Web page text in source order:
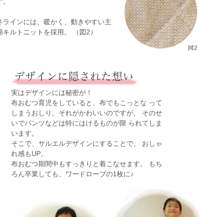
ラインには、暖かく、動きやすい主
キルトニットを採用。 （図2）
実はデザインには秘密が！
布おむつ育児をしていると、布でもこっとな って
しまうおしり。それがかわいいのですが、 そのせ
いでパンツなどは特にはけるものが限 られてしま
います。
そこで、サルエルデザインにすることで、 おしゃ
れ感もUP。
布おむつ期間中もすっきりと着こなせます。 もち
ろん卒業しても、ワードローブの1枚に♪